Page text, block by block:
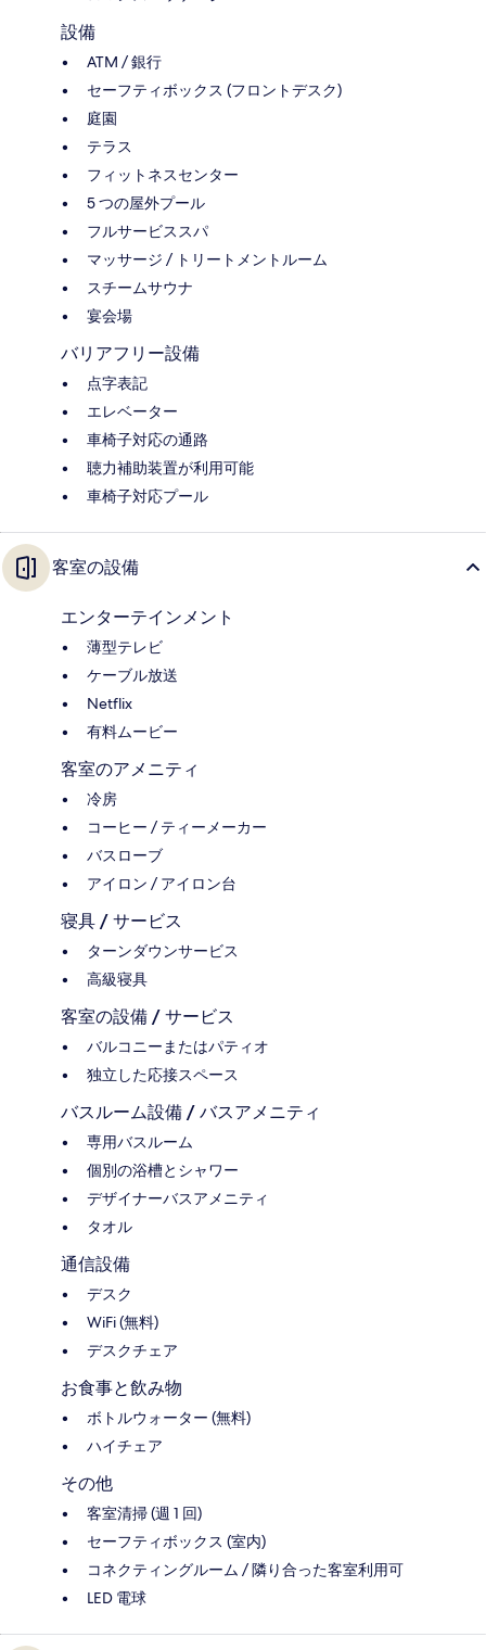
設備
ATM / 銀行
セーフティボックス (フロントデスク)
庭園
テラス
フィットネスセンター
5 つの屋外プール
フルサービススパ
マッサージ / トリートメントルーム
スチームサウナ
宴会場
バリアフリー設備
点字表記
エレベーター
車椅子対応の通路
聴力補助装置が利用可能
車椅子対応プール
客室の設備
エンターテインメント
薄型テレビ
ケーブル放送
Netflix
有料ムービー
客室のアメニティ
冷房
コーヒー / ティーメーカー
バスローブ
アイロン / アイロン台
寝具 / サービス
ターンダウンサービス
高級寝具
客室の設備 / サービス
バルコニーまたはパティオ
独立した応接スペース
バスルーム設備 / バスアメニティ
専用バスルーム
個別の浴槽とシャワー
デザイナーバスアメニティ
タオル
通信設備
デスク
WiFi (無料)
デスクチェア
お食事と飲み物
ボトルウォーター (無料)
ハイチェア
その他
客室清掃 (週 1 回)
セーフティボックス (室内)
コネクティングルーム / 隣り合った客室利用可
LED 電球